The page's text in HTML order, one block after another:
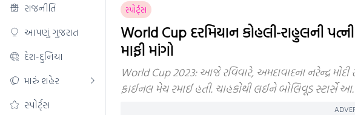
રાજનીતિ
આપણું ગુજરાત
દેશ-દુનિયા
મારું શહેર
સ્પોર્ટ્સ
સ્પોર્ટ્સ
World Cup દરમિયાન કોહલી-રાહુલની
માફી માંગો
World Cup 2023: આજે રવિવારે, અમદાવાદના નરેન્દ્ર
ફાઈનલ મેચ રમાઈ હતી. ચાહકોથી લઈને બોલિવૂડ સ્ટાર્સે